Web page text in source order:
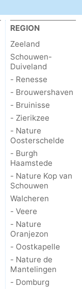
REGION
Zeeland
Schouwen-
Duiveland
- Renesse
- Brouwershaven
- Bruinisse
- Zierikzee
- Nature
Oosterschelde
- Burgh
Haamstede
- Nature Kop van
Schouwen
Walcheren
- Veere
- Nature
Oranjezon
- Oostkapelle
- Nature de
Mantelingen
- Domburg